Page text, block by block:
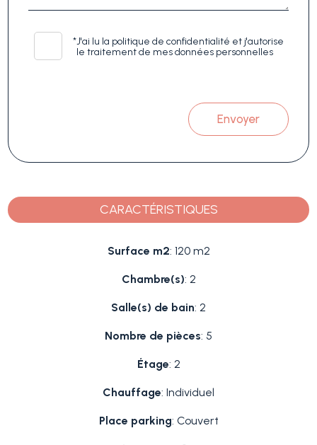
*J'ai lu la politique de confidentialité et j'autorise
le traitement de mes données personnelles
Envoyer
CARACTÉRISTIQUES
Surface m2: 120 m2
Chambre(s): 2
Salle(s) de bain: 2
Nombre de pièces: 5
Étage: 2
Chauffage: Individuel
Place parking: Couvert